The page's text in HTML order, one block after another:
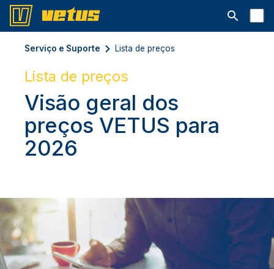
Abrir
Serviço e Suporte Lista de preços
Lista de preços
Visão geral dos
preços VETUS para
2026